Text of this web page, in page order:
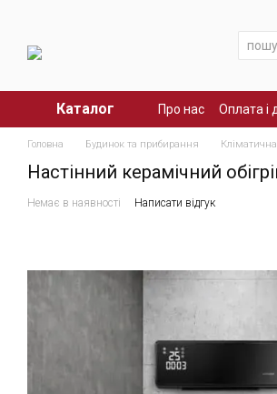
Каталог Про нас Оплата і
Головна Будинок та прибирання Кліматична
Настінний керамічний
Немає в наявності Написати відгук